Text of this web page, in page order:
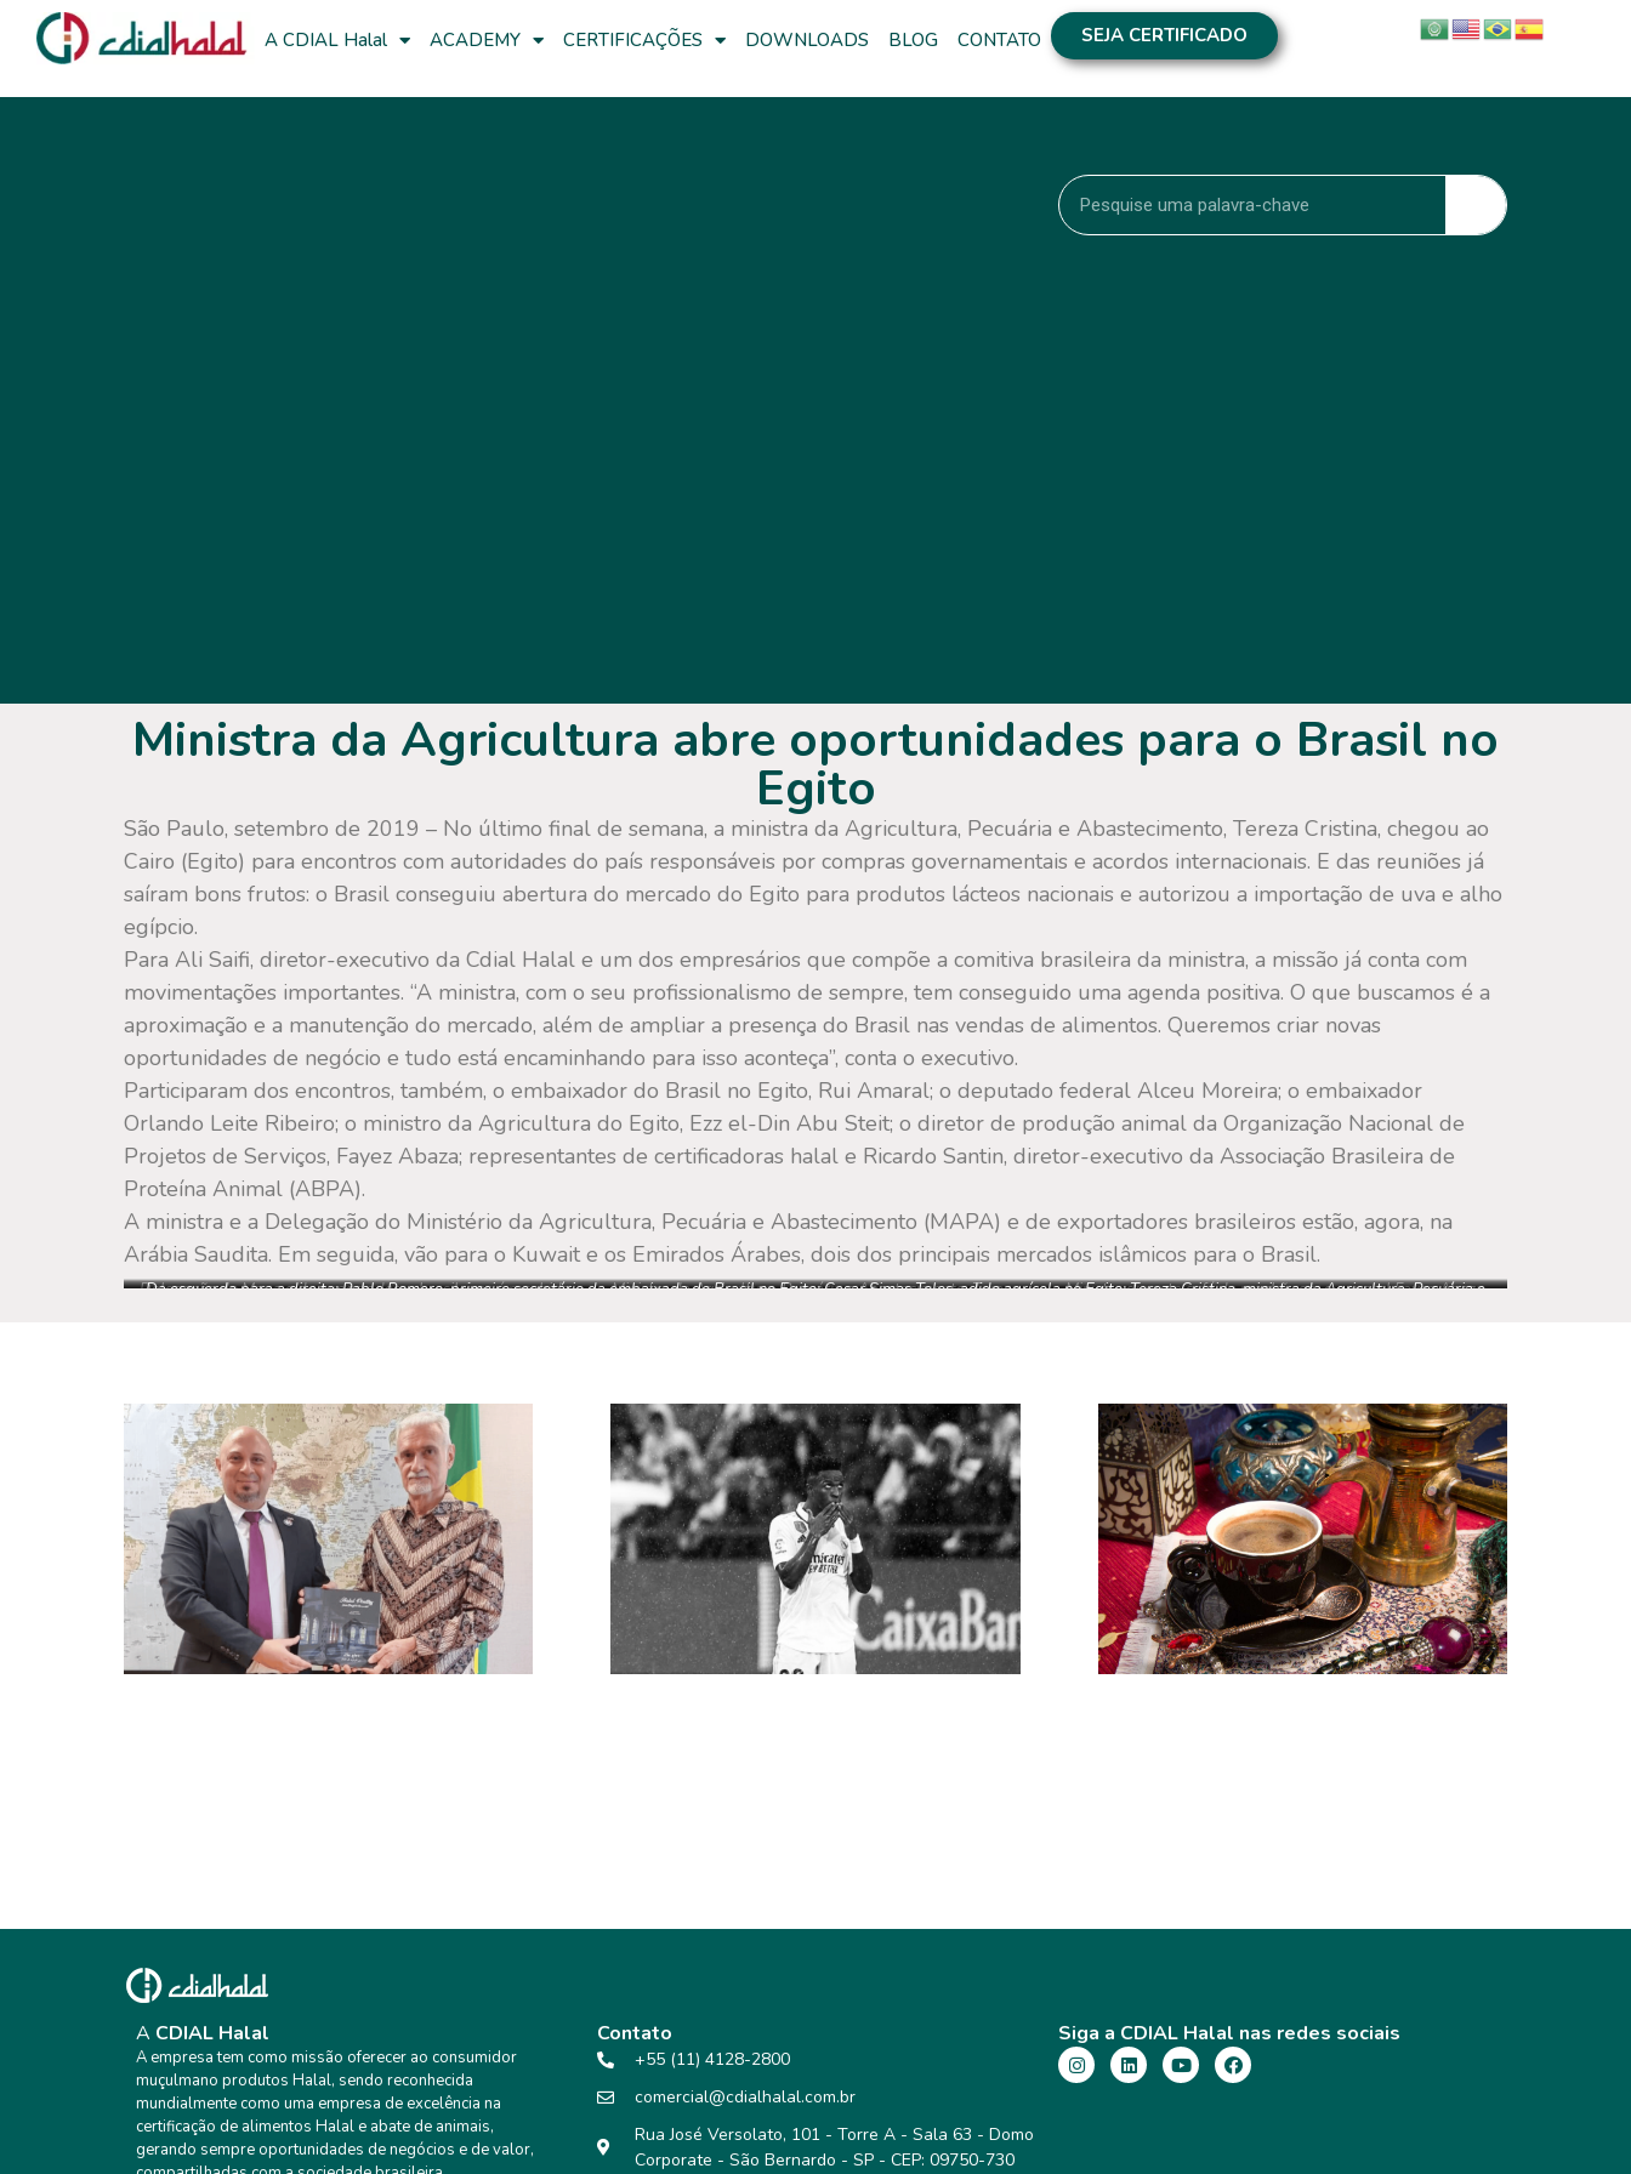
A CDIAL Halal ACADEMY CERTIFICAÇÕES DOWNLOADS BLOG CONTATO SEJA CERTIFICADO
Ministra da Agricultura abre oportunidades para o Brasil no
Egito
São Paulo, setembro de 2019 – No último final de semana, a ministra da Agricultura, Pecuária e Abastecimento, Tereza Cristina, chegou ao
Cairo (Egito) para encontros com autoridades do país responsáveis por compras governamentais e acordos internacionais. E das reuniões já
saíram bons frutos: o Brasil conseguiu abertura do mercado do Egito para produtos lácteos nacionais e autorizou a importação de uva e alho
egípcio.
Para Ali Saifi, diretor-executivo da Cdial Halal e um dos empresários que compõe a comitiva brasileira da ministra, a missão já conta com
movimentações importantes. “A ministra, com o seu profissionalismo de sempre, tem conseguido uma agenda positiva. O que buscamos é a
aproximação e a manutenção do mercado, além de ampliar a presença do Brasil nas vendas de alimentos. Queremos criar novas
oportunidades de negócio e tudo está encaminhando para isso aconteça”, conta o executivo.
Participaram dos encontros, também, o embaixador do Brasil no Egito, Rui Amaral; o deputado federal Alceu Moreira; o embaixador
Orlando Leite Ribeiro; o ministro da Agricultura do Egito, Ezz el-Din Abu Steit; o diretor de produção animal da Organização Nacional de
Projetos de Serviços, Fayez Abaza; representantes de certificadoras halal e Ricardo Santin, diretor-executivo da Associação Brasileira de
Proteína Animal (ABPA).
A ministra e a Delegação do Ministério da Agricultura, Pecuária e Abastecimento (MAPA) e de exportadores brasileiros estão, agora, na
Arábia Saudita. Em seguida, vão para o Kuwait e os Emirados Árabes, dois dos principais mercados islâmicos para o Brasil.
Delegação do Mapa e de exportadores brasileiros é recebida
Ministra da Agricultura, Pecuária e Abastecimento, Tereza
Ministra durante café da manhã com o general Fayez Abaza,
Da esquerda para a direita: Pablo Romero, primeiro secretário da embaixada do Brasil no Egito; Cesar Simas Teles, adido agrícola no Egito; Tereza Cristina, ministra da Agricultura, Pecuária e
A CDIAL Halal
A empresa tem como missão oferecer ao consumidor
muçulmano produtos Halal, sendo reconhecida
mundialmente como uma empresa de excelência na
certificação de alimentos Halal e abate de animais,
gerando sempre oportunidades de negócios e de valor,
Contato
+55 (11) 4128-2800
comercial@cdialhalal.com.br
Rua José Versolato, 101 - Torre A - Sala 63 - Domo
Corporate - São Bernardo - SP - CEP: 09750-730
Siga a CDIAL Halal nas redes sociais